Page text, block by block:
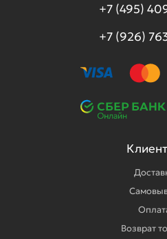
+7 (495)
+7 (926)
Возврат